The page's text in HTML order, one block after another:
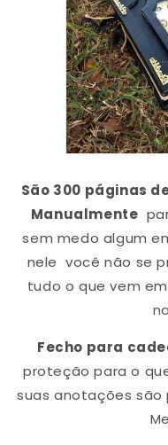
São 300 páginas
Manualmente
sem medo algum
nelevocê não se
tudo o que vem
Fecho para
proteção para o
suas anotações são